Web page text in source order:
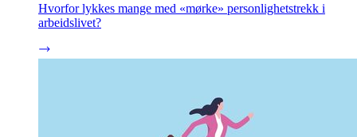
Hvorfor lykkes mange med «mørke» personlighetstrekk i
arbeidslivet?